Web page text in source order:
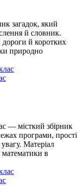
загадок, який
й словник.
й коротких
природно
— місткий збірник
програми, прості
Матеріал
математики в